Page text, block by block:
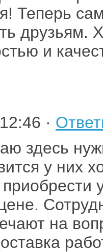
Теперь
друзьям.
и
·
здесь
у них
на